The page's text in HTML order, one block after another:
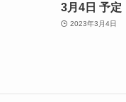
3月4日 予定
2023年3月4日